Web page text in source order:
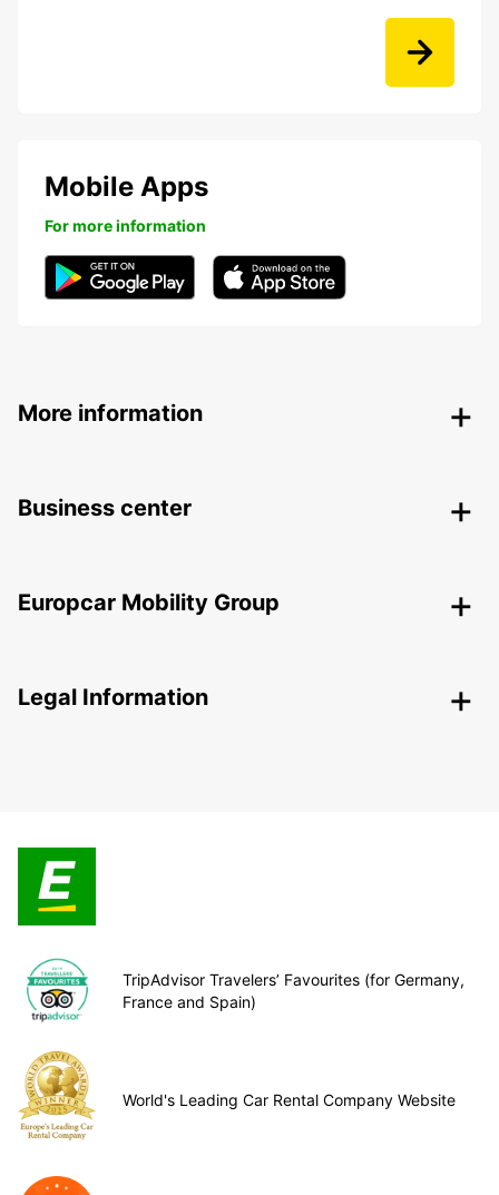
Mobile Apps
For more information
More information
Business center
Europcar Mobility Group
Legal Information
TripAdvisor Travelers’ Favourites (for Germany,
France and Spain)
World's Leading Car Rental Company Website